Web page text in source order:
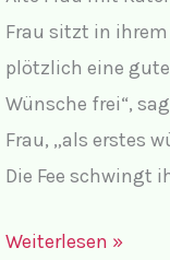
der
Sauna
Frau sitzt in
plötzlich eine gute
Wünsche frei“,
Frau, „als erstes
Die Fee schwingt
Witze
Weiterlesen »